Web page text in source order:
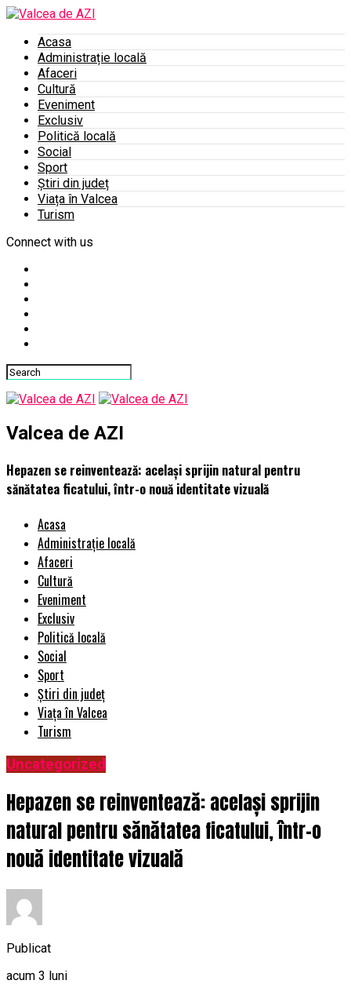
Acasa
Administrație locală
Afaceri
Cultură
Eveniment
Exclusiv
Politică locală
Social
Sport
Știri din județ
Viața în Valcea
Turism
Connect with us
Valcea de AZI
Hepazen se reinventează: același sprijin natural pentru
sănătatea ficatului, într-o nouă identitate vizuală
Acasa
Administrație locală
Afaceri
Cultură
Eveniment
Exclusiv
Politică locală
Social
Sport
Știri din județ
Viața în Valcea
Turism
Uncategorized
Hepazen se reinventează: același sprijin
natural pentru sănătatea ficatului, într-o
nouă identitate vizuală
Publicat
acum 3 luni